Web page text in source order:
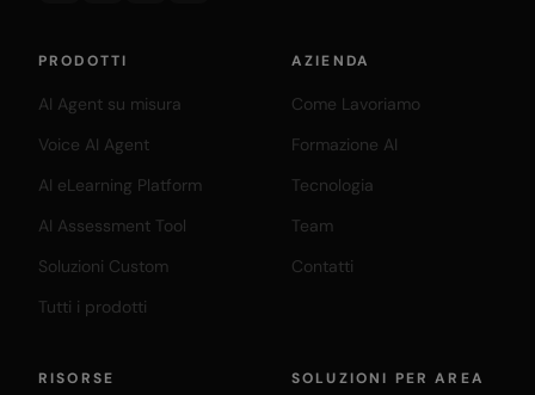
PRODOTTI
AI Agent su misura
Voice AI Agent
AI eLearning Platform
AI Assessment Tool
Soluzioni Custom
Tutti i prodotti
AZIENDA
Come Lavoriamo
Formazione AI
Tecnologia
Team
Contatti
RISORSE SOLUZIONI PER AREA